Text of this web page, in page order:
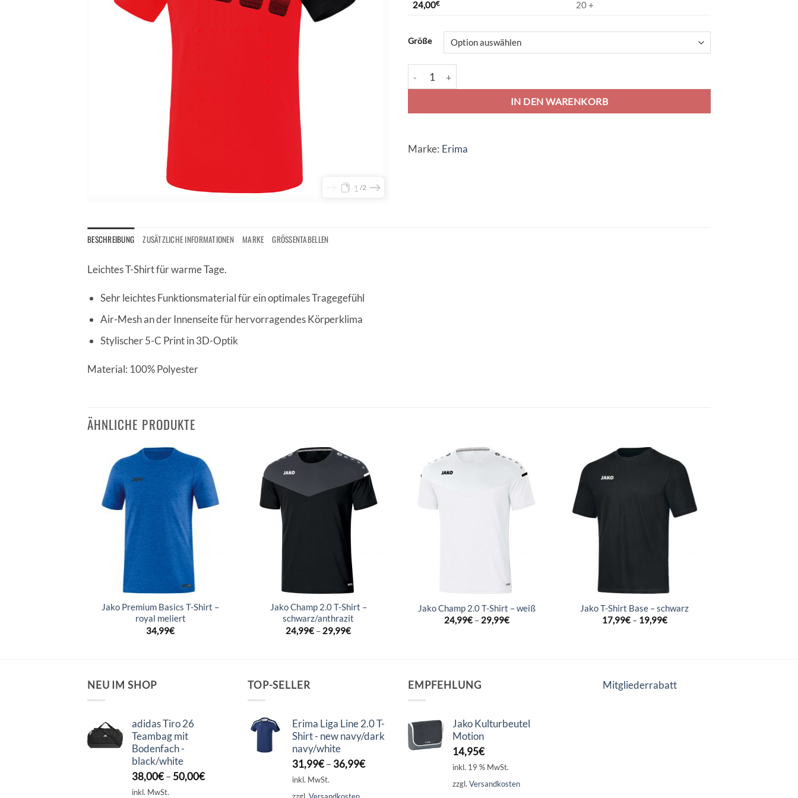
1 2
24,00€ 20 +
Größe
Erima 5-C T-Shirt - red/black/white Menge
IN DEN WARENKORB
Alternative:
Marke: Erima
BESCHREIBUNG ZUSÄTZLICHE INFORMATIONEN MARKE GRÖSSENTABELLEN
Leichtes T-Shirt für warme Tage.
Sehr leichtes Funktionsmaterial für ein optimales Tragegefühl
Air-Mesh an der Innenseite für hervorragendes Körperklima
Stylischer 5-C Print in 3D-Optik
Material: 100% Polyester
ÄHNLICHE PRODUKTE
Jako Premium Basics T-Shirt –
royal meliert
34,99€
Jako Champ 2.0 T-Shirt –
schwarz/anthrazit
24,99€ – 29,99€
Jako Champ 2.0 T-Shirt – weiß
24,99€– 29,99€
Jako T-Shirt Base – schwarz
17,99€– 19,99€
NEU IM SHOP
adidas Tiro 26
Teambag mit
Bodenfach -
black/white
38,00€– 50,00€
inkl. MwSt.
TOP-SELLER
Erima Liga Line 2.0 T-
Shirt - new navy/dark
navy/white
31,99€– 36,99€
inkl. MwSt.
zzgl. Versandkosten
EMPFEHLUNG
Jako Kulturbeutel
Motion
14,95€
inkl. 19 % MwSt.
zzgl. Versandkosten
Mitgliederrabatt